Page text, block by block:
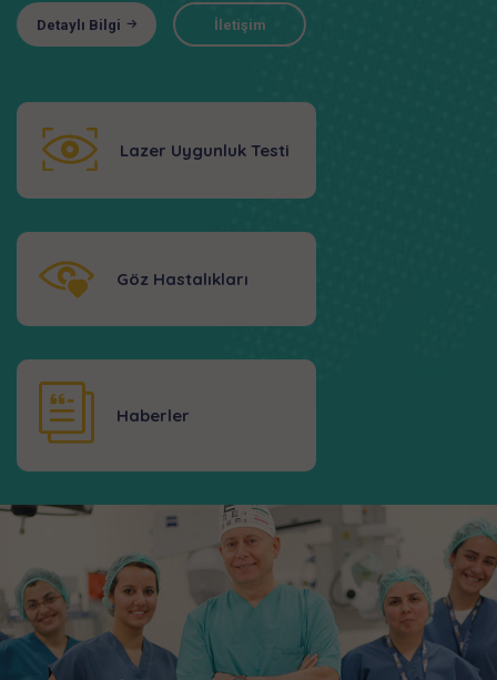
Detaylı Bilgi İletişim
Lazer Uygunluk Testi
Göz Hastalıkları
Haberler